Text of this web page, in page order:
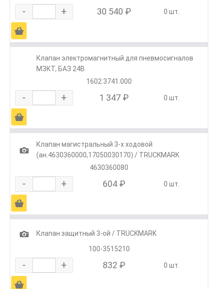
- + 30 540 ₽ 0 шт.
Ä
Клапан электромагнитный для пневмосигналов
МЗКТ, БАЗ 24В
1602.3741.000
- + 1 347 ₽ 0 шт.
Ä
1
Клапан магистральный 3-х ходовой
(ан.4630360000,17050030170) / TRUCKMARK
4630360080
- + 604 ₽ 0 шт.
Ä
1
Клапан защитный 3-ой / TRUCKMARK
100-3515210
- + 832 ₽ 0 шт.
Ä